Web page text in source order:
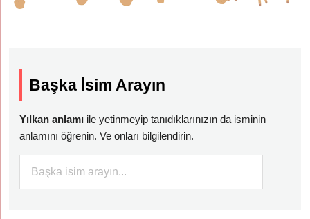
Başka İsim Arayın
Yılkan anlamı ile yetinmeyip tanıdıklarınızın da isminin
anlamını öğrenin. Ve onları bilgilendirin.